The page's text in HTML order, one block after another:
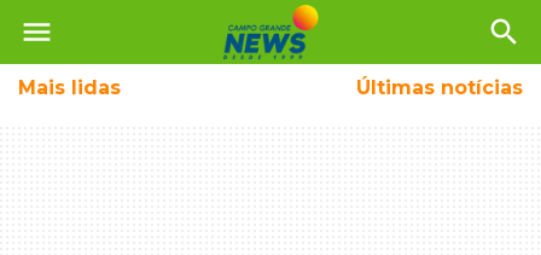
menu search
Mais lidas Últimas notícias